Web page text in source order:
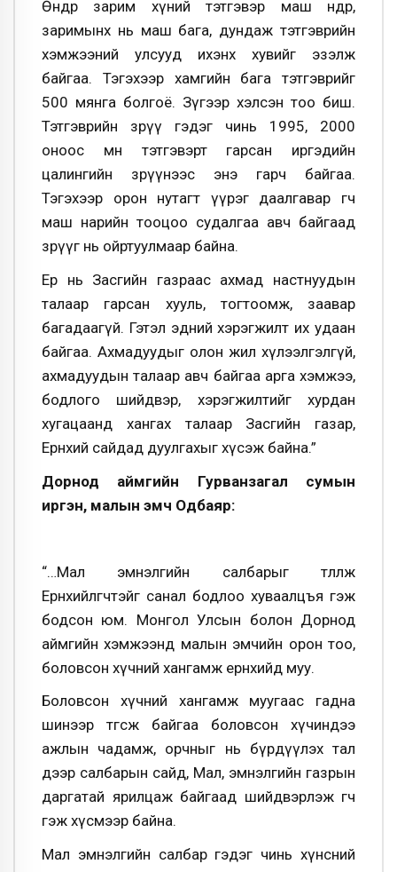
Өнөөдөр зарим хүний тэтгэвэр маш өндөр,
заримынх нь маш бага, дундаж тэтгэврийн
хэмжээний улсууд ихэнх хувийг эзэлж
байгаа. Тэгэхээр хамгийн бага тэтгэврийг
500 мянга болгоё. Зүгээр хэлсэн тоо биш.
Тэтгэврийн зөрүү гэдэг чинь 1995, 2000
оноос өмнө тэтгэвэрт гарсан иргэдийн
цалингийн зөрүүнээс энэ гарч байгаа.
Тэгэхээр орон нутагт үүрэг даалгавар өгч
маш нарийн тооцоо судалгаа авч байгаад
зөрүүг нь ойртуулмаар байна.
Ер нь Засгийн газраас ахмад настнуудын
талаар гарсан хууль, тогтоомж, заавар
багадаагүй. Гэтэл эдний хэрэгжилт их удаан
байгаа. Ахмадуудыг олон жил хүлээлгэлгүй,
ахмадуудын талаар авч байгаа арга хэмжээ,
бодлого шийдвэр, хэрэгжилтийг хурдан
хугацаанд хангах талаар Засгийн газар,
Ерөнхий сайдад дуулгахыг хүсэж байна.”
Дорнод аймгийн Гурванзагал сумын
иргэн, малын эмч Одбаяр:
“…Мал эмнэлгийн салбарыг төлөөлж
Ерөнхийлөгчтэйгөө санал бодлоо хуваалцъя гэж
бодсон юм. Монгол Улсын болон Дорнод
аймгийн хэмжээнд малын эмчийн орон тоо,
боловсон хүчний хангамж ерөнхийдөө муу.
Боловсон хүчний хангамж муугаас гадна
шинээр төгсөж байгаа боловсон хүчиндээ
ажлын чадамж, орчныг нь бүрдүүлэх тал
дээр салбарын сайд, Мал, эмнэлгийн газрын
даргатай ярилцаж байгаад шийдвэрлэж өгөөч
гэж хүсмээр байна.
Мал эмнэлгийн салбар гэдэг чинь хүнсний